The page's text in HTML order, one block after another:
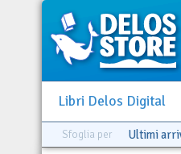
Libri Delos Digital
Sfoglia per Ultimi